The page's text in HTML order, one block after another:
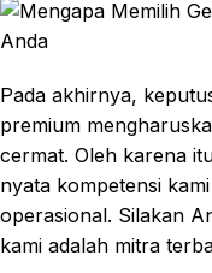
Pada akhirnya,
premium
cermat. Oleh karena
nyata kompetensi
operasional. Silakan
kami adalah mitra